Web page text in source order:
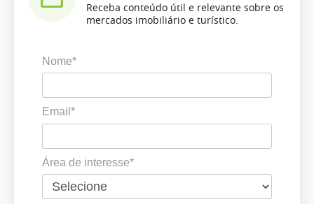
Receba conteúdo útil e relevante sobre os
mercados imobiliário e turístico.
Nome*
Email*
Área de interesse*